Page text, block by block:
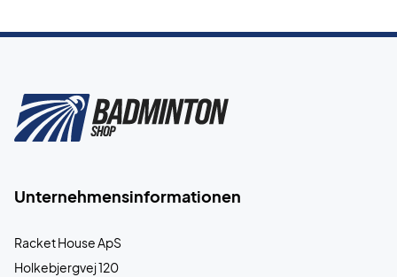
Unternehmensinformationen
Racket House ApS
Holkebjergvej 120